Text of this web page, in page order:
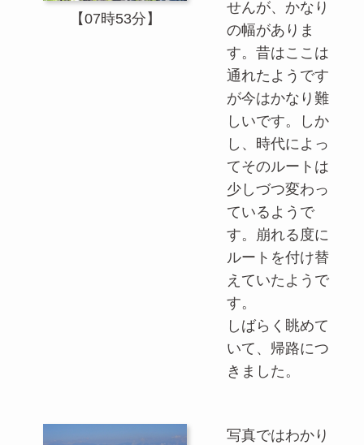
【07時53分】
せんが、かなり
の幅がありま
す。昔はここは
通れたようです
が今はかなり難
しいです。しか
し、時代によっ
てそのルートは
少しづつ変わっ
ているようで
す。崩れる度に
ルートを付け替
えていたようで
す。
しばらく眺めて
いて、帰路につ
きました。
写真ではわかり